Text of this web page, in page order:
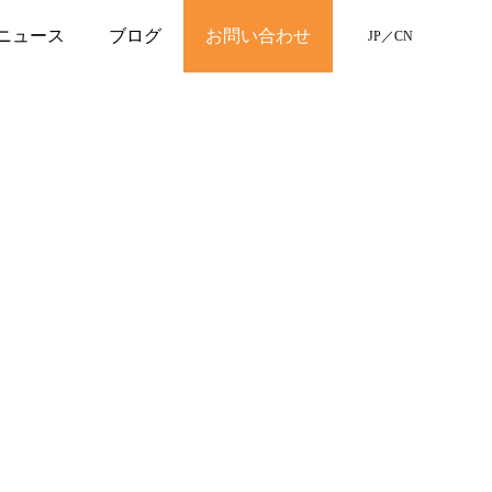
ュース ブログ お問い合わせ JP／CN